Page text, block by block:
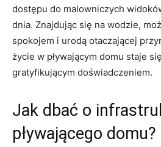
dostępu do malowniczych
dnia. Znajdując się na wodzie,
spokojem ​i urodą otaczającej
życie w pływającym domu staje
gratyfikującym doświadczeniem.
Jak dbać o
pływającego domu?